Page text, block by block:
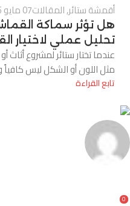
أقمشة ستائر,المقالات07 مايو 2025
هل تؤثر سماكة
تحليل عملي لاختيار
عندما تختار ستائر لمشروع أثاث
مثل اللون أو الشكل ليس كافياً
تابع القراءة
0